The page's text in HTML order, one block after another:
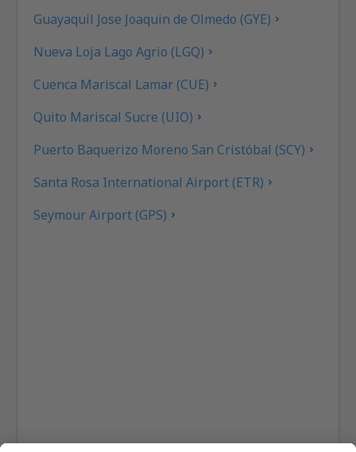
Guayaquil Jose Joaquin de Olmedo (GYE)
Nueva Loja Lago Agrio (LGQ)
Cuenca Mariscal Lamar (CUE)
Quito Mariscal Sucre (UIO)
Puerto Baquerizo Moreno San Cristóbal (SCY)
Santa Rosa International Airport (ETR)
Seymour Airport (GPS)